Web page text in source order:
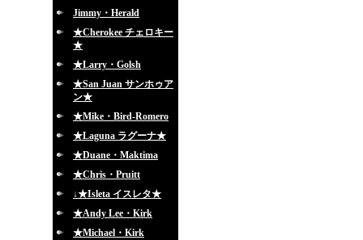
Jimmy・Herald
★Cherokee チェロキー
★
★Larry・Golsh
★San Juan サンホゥア
ン★
★Mike・Bird-Romero
★Laguna ラグーナ★
★Duane・Maktima
★Chris・Pruitt
↓★Isleta イスレタ★
★Andy Lee・Kirk
★Michael・Kirk